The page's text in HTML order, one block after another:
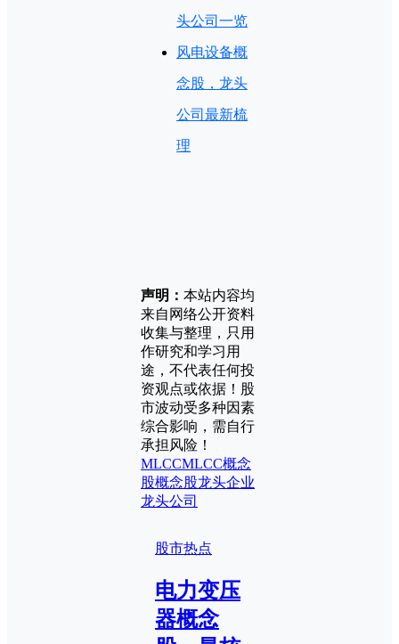
头公司一览
风电设备概
念股，龙头
公司最新梳
理
声明： 本站内容均
来自网络公开资料
收集与整理，只用
作研究和学习用
途，不代表任何投
资观点或依据！股
市波动受多种因素
综合影响，需自行
承担风险！
MLCCMLCC概念
股概念股龙头企业
龙头公司
股市热点
电力变压
器概念